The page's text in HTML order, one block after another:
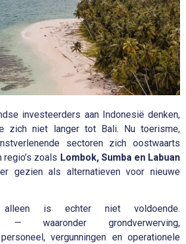
investeerders aan Indonesië denken,
zich niet langer tot Bali. Nu toerisme,
sectoren zich oostwaarts
zoals Lombok, Sumba en Labuan
gezien als alternatieven voor nieuwe
alleen is echter niet voldoende.
waaronder grondverwerving,
vergunningen en operationele